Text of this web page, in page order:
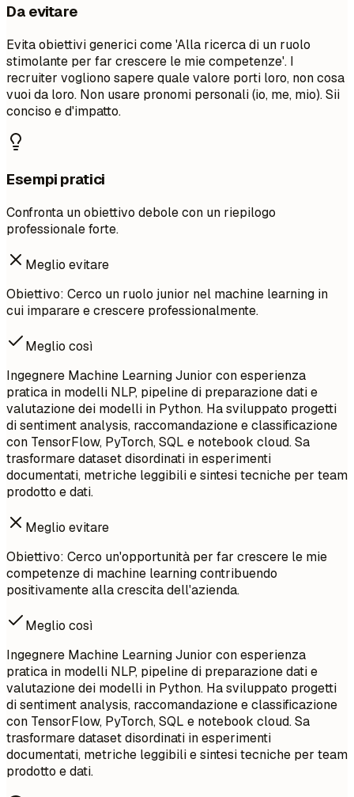
Da evitare
Evita obiettivi generici come 'Alla ricerca di un ruolo
stimolante per far crescere le mie competenze'. I
recruiter vogliono sapere quale valore porti loro, non cosa
vuoi da loro. Non usare pronomi personali (io, me, mio). Sii
conciso e d'impatto.
Esempi pratici
Confronta un obiettivo debole con un riepilogo
professionale forte.
Meglio evitare
Obiettivo: Cerco un ruolo junior nel machine learning in
cui imparare e crescere professionalmente.
Meglio così
Ingegnere Machine Learning Junior con esperienza
pratica in modelli NLP, pipeline di preparazione dati e
valutazione dei modelli in Python. Ha sviluppato progetti
di sentiment analysis, raccomandazione e classificazione
con TensorFlow, PyTorch, SQL e notebook cloud. Sa
trasformare dataset disordinati in esperimenti
documentati, metriche leggibili e sintesi tecniche per team
prodotto e dati.
Meglio evitare
Obiettivo: Cerco un'opportunità per far crescere le mie
competenze di machine learning contribuendo
positivamente alla crescita dell'azienda.
Meglio così
Ingegnere Machine Learning Junior con esperienza
pratica in modelli NLP, pipeline di preparazione dati e
valutazione dei modelli in Python. Ha sviluppato progetti
di sentiment analysis, raccomandazione e classificazione
con TensorFlow, PyTorch, SQL e notebook cloud. Sa
trasformare dataset disordinati in esperimenti
documentati, metriche leggibili e sintesi tecniche per team
prodotto e dati.